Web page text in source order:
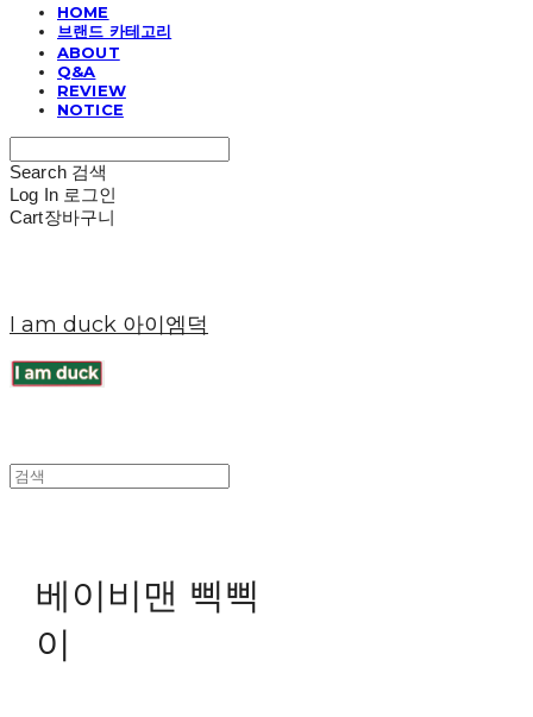
HOME
브랜드 카테고리
ABOUT
Q&A
REVIEW
NOTICE
Search 검색
Log In 로그인
Cart장바구니
I am duck 아이엠덕
베이비맨 삑삑
이